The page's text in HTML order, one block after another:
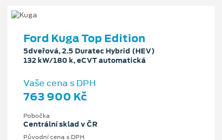
Ford Kuga Top Edition
5dveřová, 2.5 Duratec Hybrid (HEV)
132 kW/180 k, eCVT automatická
Vaše cena s DPH
763 900 Kč
Pobočka
Centrální sklad v ČR
Původní cena s DPH